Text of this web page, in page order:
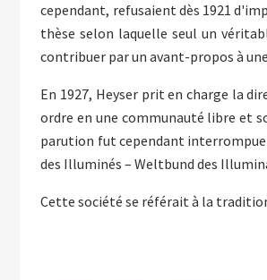
cependant, refusaient dès 1921
thèse selon laquelle seul un
contribuer par un avant-propos à
En 1927, Heyser prit en charge la
ordre en une communauté libre et
parution fut cependant interrompue
des Illuminés – Weltbund des
Cette société se référait à la